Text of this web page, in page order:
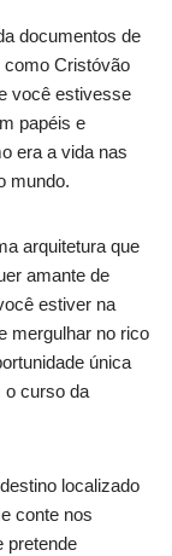
documentos de
como Cristóvão
você estivesse
papéis e
era a vida nas
mundo.
arquitetura que
amante de
estiver na
mergulhar no rico
única
o curso da
localizado
conte nos
pretende